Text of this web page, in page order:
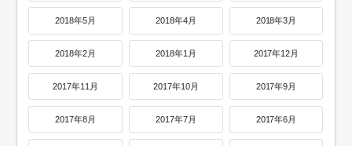
2018年5月 2018年4月 2018年3月
2018年2月 2018年1月 2017年12月
2017年11月 2017年10月 2017年9月
2017年8月 2017年7月 2017年6月